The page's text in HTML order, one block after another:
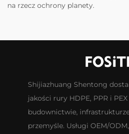
na rzecz ochrony planety.
Shijiazhuang Shentong
jakości rury HDPE, PPR i
budownictwie,
przemyśle. Usługi OEM/